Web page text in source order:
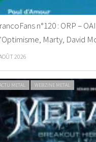
n°120 : ORP –
Marty, David
2026
METAL WEBZINE METAL